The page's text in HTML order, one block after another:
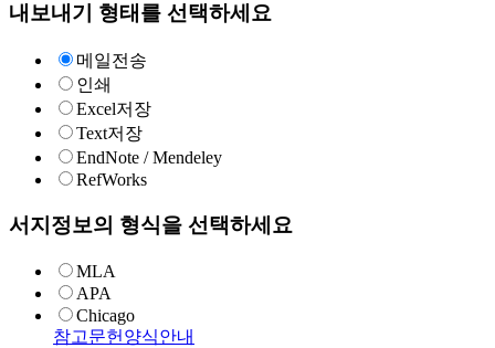
내보내기 형태를 선택하세요
메일전송
인쇄
Excel저장
Text저장
EndNote / Mendeley
RefWorks
서지정보의 형식을 선택하세요
MLA
APA
Chicago
참고문헌양식안내